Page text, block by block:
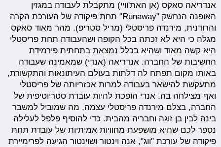
אנדריאה סאקס (אן האת'וויי) מתקבלת לעבודה במגזין
האופנה הנחשק "Runaway" תחת פיקודה של העורכת הקרה
והרודנית, מירנדה פריסטלי (מריל סטריפ). מהר מאוד סאקס
מגלה כי היא לא זכתה בכל הקופה ושהעבודה תחת פריסטלי
היא קשה מאוד ושהיא בכלל נמצאת בתחתית פירמידת
החשיבות של החברה. אנדריאה (אנדי) שמאמינה שעבודה
באותו מקום תפתח לה דלתות בעולם העיתונאות והתקשורת,
מתעקשת להישאר בעבודה למרות אכזריותה של פריסטלי
ואף מצילחה בה. אנדי הופכת להיות עובדת סטריוטיפית של
החברה, בצלם מירנדה פריסטלי עצמה, מה שמוביל למשבר
בינה לבין בן זוגה וחבריה מהבית. כדי להוסיף פלפל לעלילה
נספר לכם שהיא מושפעת מחוויות אמיתיות של עובדת תחת
פיקודה של עורכת "ווג", אנה וינטור ושוינטור הגיעה לפרימיירת